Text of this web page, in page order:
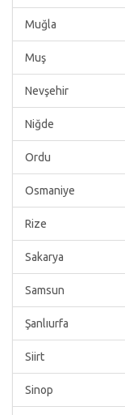
Muğla
Muş
Nevşehir
Niğde
Ordu
Osmaniye
Rize
Sakarya
Samsun
Şanlıurfa
Siirt
Sinop